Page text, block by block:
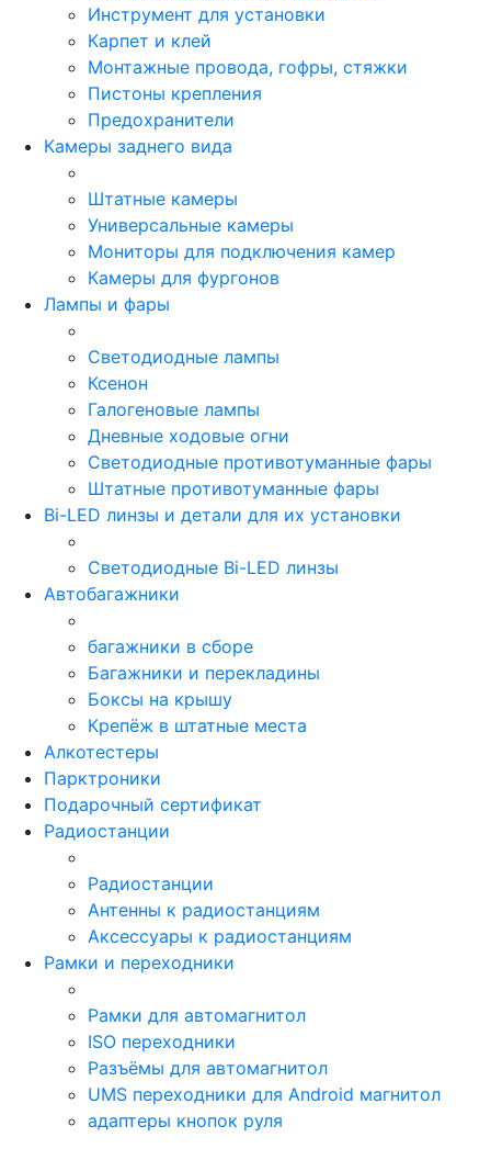
Инструмент для установки
Карпет и клей
Монтажные провода, гофры, стяжки
Пистоны крепления
Предохранители
Камеры заднего вида
Штатные камеры
Универсальные камеры
Мониторы для подключения камер
Камеры для фургонов
Лампы и фары
Светодиодные лампы
Ксенон
Галогеновые лампы
Дневные ходовые огни
Светодиодные противотуманные фары
Штатные противотуманные фары
Bi-LED линзы и детали для их установки
Светодиодные Bi-LED линзы
Автобагажники
багажники в сборе
Багажники и перекладины
Боксы на крышу
Крепёж в штатные места
Алкотестеры
Парктроники
Подарочный сертификат
Радиостанции
Радиостанции
Антенны к радиостанциям
Аксессуары к радиостанциям
Рамки и переходники
Рамки для автомагнитол
ISO переходники
Разъёмы для автомагнитол
UMS переходники для Android магнитол
адаптеры кнопок руля